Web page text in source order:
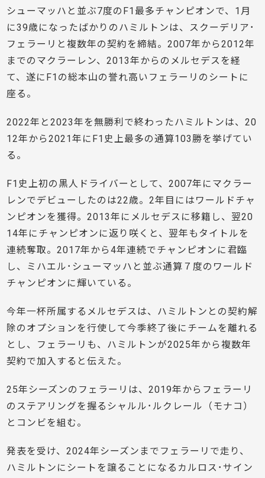
シューマッハと並ぶ7度のF1最多チャンピオンで、1月
に39歳になったばかりのハミルトンは、スクーデリア･
フェラーリと複数年の契約を締結。2007年から2012年
までのマクラーレン、2013年からのメルセデスを経
て、遂にF1の総本山の誉れ高いフェラーリのシートに
座る。
2022年と2023年を無勝利で終わったハミルトンは、20
12年から2021年にF1史上最多の通算103勝を挙げてい
る。
F1史上初の黒人ドライバーとして、2007年にマクラー
レンでデビューしたのは22歳。2年目にはワールドチャ
ンピオンを獲得。2013年にメルセデスに移籍し、翌20
14年にチャンピオンに返り咲くと、翌年もタイトルを
連続奪取。2017年から4年連続でチャンピオンに君臨
し、ミハエル･シューマッハと並ぶ通算７度のワールド
チャンピオンに輝いている。
今年一杯所属するメルセデスは、ハミルトンとの契約解
除のオプションを行使して今季終了後にチームを離れる
とし、フェラーリも、ハミルトンが2025年から複数年
契約で加入すると伝えた。
25年シーズンのフェラーリは、2019年からフェラーリ
のステアリングを握るシャルル･ルクレール（モナコ）
とコンビを組む。
発表を受け、2024年シーズンまでフェラーリで走り、
ハミルトンにシートを譲ることになるカルロス･サイン